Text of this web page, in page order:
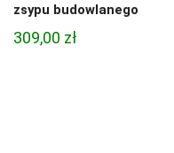
zsypu budowlanego
309,00 zł